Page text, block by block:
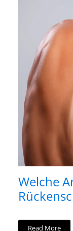
Welche
Read More